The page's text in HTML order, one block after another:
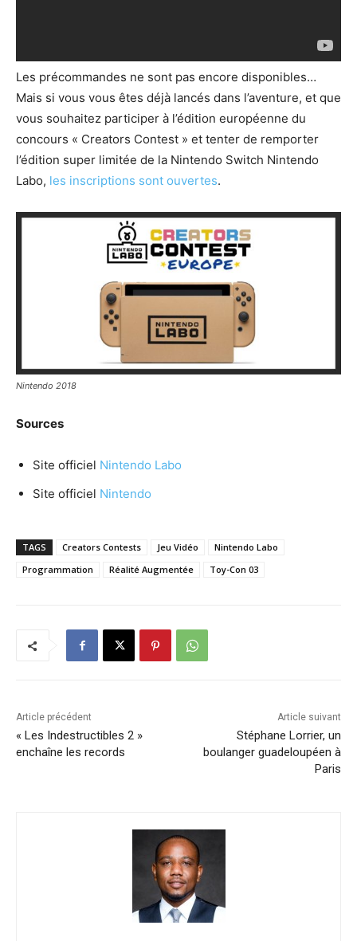
Les précommandes ne sont pas encore disponibles…
Mais si vous vous êtes déjà lancés dans l’aventure, et que
vous souhaitez participer à l’édition européenne du
concours « Creators Contest » et tenter de remporter
l’édition super limitée de la Nintendo Switch Nintendo
Labo, les inscriptions sont ouvertes.
Nintendo 2018
Sources
Site officiel Nintendo Labo
Site officiel Nintendo
TAGS Creators Contests Jeu Vidéo
Nintendo Labo
Programmation
Réalité Augmentée Toy-Con 03
Article précédent
« Les Indestructibles 2 »
enchaîne les records
Article suivant
Stéphane Lorrier, un
boulanger guadeloupéen à
Paris